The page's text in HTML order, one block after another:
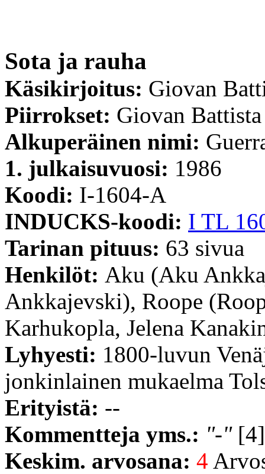
Sota ja rauha
Käsikirjoitus: Giovan
Piirrokset: Giovan
Alkuperäinen nimi:
1. julkaisuvuosi: 1986
Koodi: I-1604-A
INDUCKS-koodi: I TL
Tarinan pituus: 63 sivua
Henkilöt: Aku (Aku
Ankkajevski), Roope
Karhukopla, Jelena
Lyhyesti: 1800-luvun
jonkinlainen mukaelma
Erityistä: --
Kommentteja yms.: "-"
Keskim. arvosana: 4